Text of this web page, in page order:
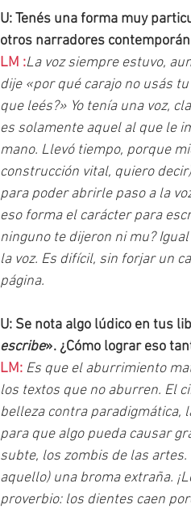
U: Tenés una forma muy
otros narradores
LM :La voz siempre estuvo,
dije «por qué carajo no usás
que leés?» Yo tenía una voz,
es solamente aquel al que le
mano. Llevó tiempo, porque
construcción vital, quiero
para poder abrirle paso a la
eso forma el carácter para
ninguno te dijeron ni mu?
la voz. Es difícil, sin forjar un
página.
U: Se nota algo lúdico en tus
escribe». ¿Cómo lograr eso
LM: Es que el aburrimiento
los textos que no aburren. El
belleza contra paradigmática,
para que algo pueda causar
subte, los zombis de las
aquello) una broma extraña.
proverbio: los dientes caen